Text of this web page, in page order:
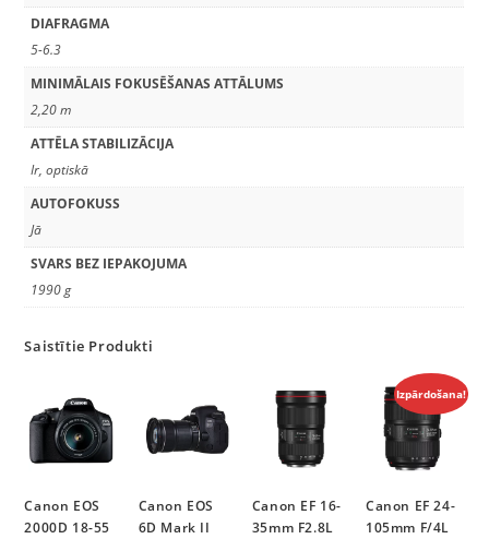
DIAFRAGMA
5-6.3
MINIMĀLAIS FOKUSĒŠANAS ATTĀLUMS
2,20 m
ATTĒLA STABILIZĀCIJA
Ir, optiskā
AUTOFOKUSS
Jā
SVARS BEZ IEPAKOJUMA
1990 g
Saistītie Produkti
Canon EOS
2000D 18-55
Canon EOS
6D Mark II
Canon EF 16-
35mm F2.8L
Izpārdošana!
Canon EF 24-
105mm F/4L